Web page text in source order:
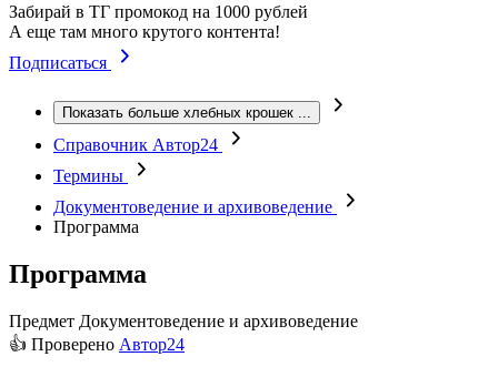
Забирай в ТГ промокод на 1000 рублей
А еще там много крутого контента!
Подписаться
Показать больше хлебных крошек ...
Справочник Автор24
Термины
Документоведение и архивоведение
Программа
Программа
Предмет Документоведение и архивоведение
👍 Проверено Автор24